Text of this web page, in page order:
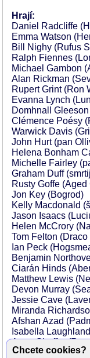
Hrají:
Daniel Radcliffe
Emma Watson
Bill Nighy (Rufus
Ralph Fiennes
Michael Gambon
Alan Rickman
Rupert Grint (Ron
Evanna Lynch
Domhnall
Clémence Poésy
Warwick Davis
John Hurt (pan
Helena Bonham
Michelle Fairley
Graham Duff
Rusty Goffe
Jon Key (Bogrod)
Kelly Macdonald
Jason Isaacs
Helen McCrory
Tom Felton (Draco
Ian Peck
Benjamin
Ciarán Hinds
Matthew Lewis
Devon Murray
Jessie Cave
Miranda
Afshan Azad
Isabella
Anna Shaffer
Georgina
Chcete cookies?